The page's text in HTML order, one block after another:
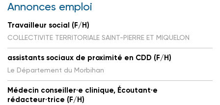
Annonces emploi
Travailleur social (F/H)
COLLECTIVITE TERRITORIALE SAINT-PIERRE ET MIQUELON
assistants sociaux de proximité en CDD (F/H)
Le Département du Morbihan
Médecin conseiller·e clinique, Écoutant·e
rédacteur·trice (F/H)